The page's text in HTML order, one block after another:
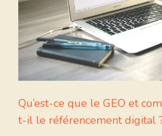
Qu’est-ce que le GEO et
t-il le référencement digital